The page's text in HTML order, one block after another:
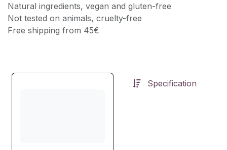
Natural ingredients, vegan and gluten-free
Not tested on animals, cruelty-free
Free shipping from 45€
Specification